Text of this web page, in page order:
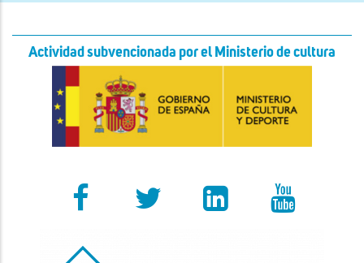
Actividad subvencionada por el Ministerio de cultura